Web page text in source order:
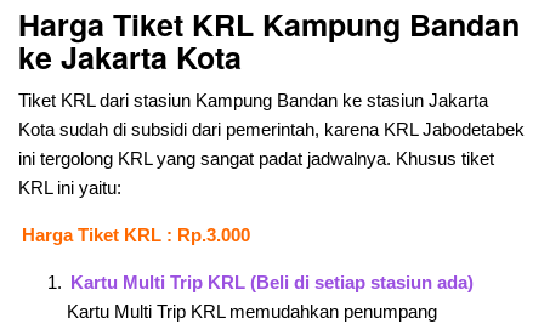
Harga Tiket KRL Kampung Bandan
ke Jakarta Kota
Tiket KRL dari stasiun Kampung Bandan ke stasiun Jakarta
Kota sudah di subsidi dari pemerintah, karena KRL Jabodetabek
ini tergolong KRL yang sangat padat jadwalnya. Khusus tiket
KRL ini yaitu:
Harga Tiket KRL : Rp.3.000
Kartu Multi Trip KRL (Beli di setiap stasiun ada)
Kartu Multi Trip KRL memudahkan penumpang